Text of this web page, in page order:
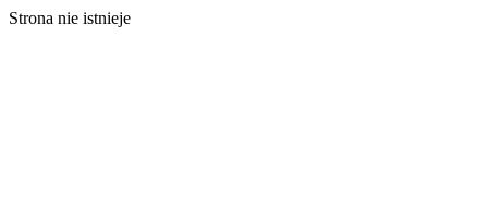
Strona nie istnieje